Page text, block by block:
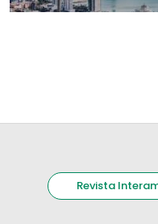
Revista